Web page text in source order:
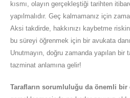
kısmı, olayın gerçekleştiği tarihten
yapılmalıdır. Geç kalmamanız için
Aksi takdirde, hakkınızı kaybetme
bu süreyi öğrenmek için bir avukata
Unutmayın, doğru zamanda yapılan
tazminat anlamına gelir!
Tarafların sorumluluğu da önemli bir